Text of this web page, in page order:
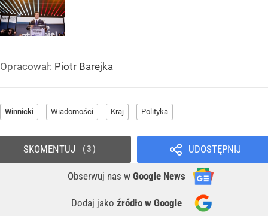
Opracował: Piotr Barejka
Winnicki Wiadomości Kraj Polityka
UDOSTĘPNIJ
Obserwuj nas w Google News
Dodaj jako źródło w Google
SKOMENTUJ 3